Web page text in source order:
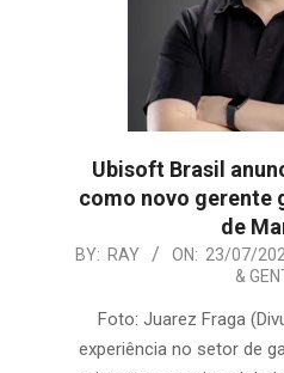
Ubisoft Brasil
como novo gerente
de
2026-
BY: RAY ON: 23/07/
&
Foto: Juarez Fraga
experiência no setor de